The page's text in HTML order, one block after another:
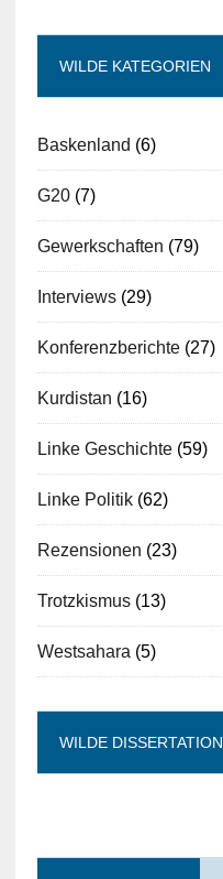
WILDE KATEGORIEN
Baskenland (6)
G20(7)
Gewerkschaften (79)
Interviews(29)
Konferenzberichte(27)
Kurdistan (16)
Linke Geschichte(59)
Linke Politik(62)
Rezensionen (23)
Trotzkismus(13)
Westsahara (5)
WILDE DISSERTATION